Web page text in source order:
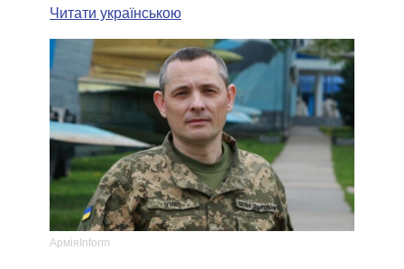
Читати українською
АрміяInform